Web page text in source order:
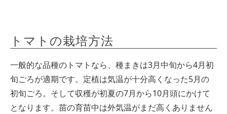
トマトの栽培方法
一般的な品種のトマトなら、種まきは3月中旬から4月初
旬ごろが適期です。定植は気温が十分高くなった5月の
初旬ごろ。そして収穫が初夏の7月から10月頭にかけて
となります。苗の育苗中は外気温がまだ高くありません